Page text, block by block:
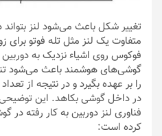
تغییر شکل باعث می‌شود لنز
متفاوت یک لنز مثل تله فوتو برای
فوکوس روی اشیاء نزدیک به
گوشی‌های هوشمند باعث می‌شود
را بر عهده بگیرد و در نتیجه از
در داخل گوشی بکاهد. این
فناوری لنز دوربین به کار رفته
کرده است: